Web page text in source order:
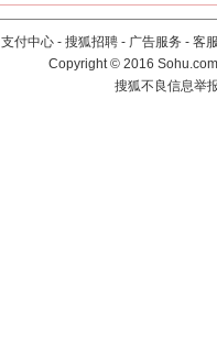
支付中心 - 搜狐招聘 - 广告服务 - 客
Copyright©2016
搜狐不良信息举